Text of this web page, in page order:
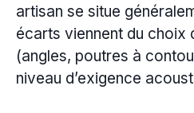
artisan se situe
écarts viennent du choix
(angles, poutres à
niveau d’exigence